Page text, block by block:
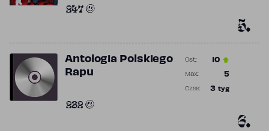
5.
247
6.
Antologia Polskiego
Rapu
232
10
Ost.:
5
Max.:
3 tyg
Czas: